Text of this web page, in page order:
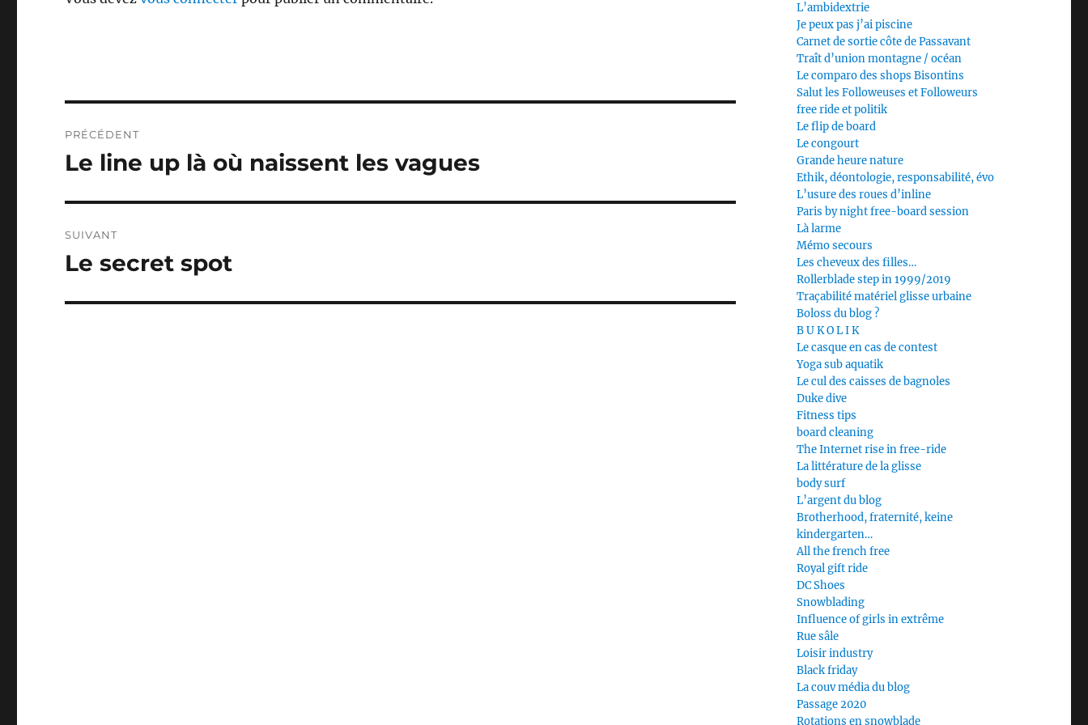
de
PRÉCÉDENT
Publication
Le line up là où naissent les vagues
SUIVANT
Publication
Le secret spot
L’ambidextrie
Je peux pas j’ai piscine
Carnet de sortie côte de Passavant
Traît d’union montagne / océan
Le comparo des shops Bisontins
Salut les Followeuses et Followeurs
free ride et politik
Le flip de board
Le congourt
Grande heure nature
Ethik, déontologie, responsabilité, évo
L’usure des roues d’inline
Paris by night free-board session
Là larme
Mémo secours
Les cheveux des filles…
Rollerblade step in 1999/2019
Traçabilité matériel glisse urbaine
Boloss du blog ?
B U K O L I K
Le casque en cas de contest
Yoga sub aquatik
Le cul des caisses de bagnoles
Duke dive
Fitness tips
board cleaning
The Internet rise in free-ride
La littérature de la glisse
body surf
L’argent du blog
Brotherhood, fraternité, keine
kindergarten…
All the french free
Royal gift ride
DC Shoes
Snowblading
Influence of girls in extrême
Rue sâle
Loisir industry
Black friday
La couv média du blog
Passage 2020
Rotations en snowblade